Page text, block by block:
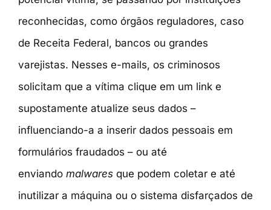
reconhecidas, como órgãos reguladores, caso
de Receita Federal, bancos ou grandes
varejistas. Nesses e-mails, os criminosos
solicitam que a vítima clique em um link e
supostamente atualize seus dados –
influenciando-a a inserir dados pessoais em
formulários fraudados – ou até
enviando malwares que podem coletar e até
inutilizar a máquina ou o sistema disfarçados de